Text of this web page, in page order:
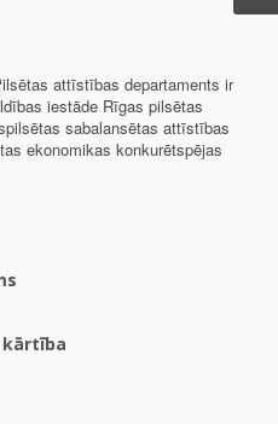
attīstības departaments ir
iestāde Rīgas pilsētas
sabalansētas attīstības
ekonomikas konkurētspējas
kārtība